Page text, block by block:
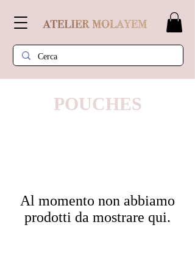
POUCHES
Al momento non abbiamo
prodotti da mostrare qui.